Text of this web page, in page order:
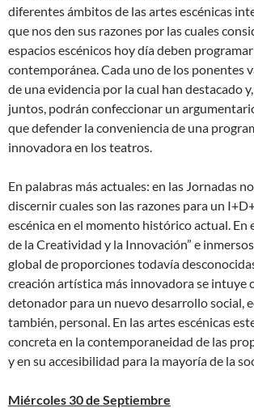
diferentes ámbitos de las artes escénicas
que nos den sus razones por las cuales
espacios escénicos hoy día deben
contemporánea. Cada uno de los ponentes
de una evidencia por la cual han destacado
juntos, podrán confeccionar un
que defender la conveniencia de una
innovadora en los teatros.
En palabras más actuales: en las Jornadas
discernir cuales son las razones para un
escénica en el momento histórico actual. En
de la Creatividad y la Innovación” e
global de proporciones todavía
creación artística más innovadora se intuye
detonador para un nuevo desarrollo social,
también, personal. En las artes escénicas
concreta en la contemporaneidad de las
y en su accesibilidad para la mayoría de la
Miércoles 30 de Septiembre